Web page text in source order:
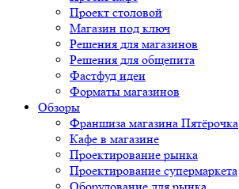
Проект столовой
Магазин под ключ
Решения для магазинов
Решения для общепита
Фастфуд идеи
Форматы магазинов
Обзоры
Франшиза магазина Пятёрочка
Кафе в магазине
Проектирование рынка
Проектирование супермаркета